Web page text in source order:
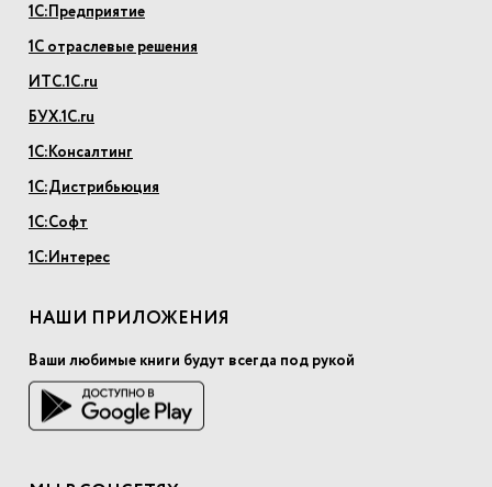
1С:Предприятие
1С отраслевые решения
ИТС.1С.ru
БУХ.1С.ru
1С:Консалтинг
1С:Дистрибьюция
1С:Софт
1С:Интерес
НАШИ ПРИЛОЖЕНИЯ
Ваши любимые книги будут всегда под рукой